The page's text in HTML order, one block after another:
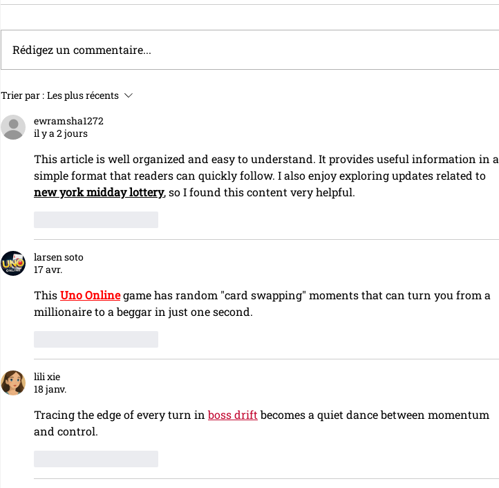
Le Livret A connaît son pire
enregistré
Rédigez un commentaire...
Trier par : Les plus récents
ewramsha1272
il y a 2 jours
This article is well organized and easy to understand. It provides useful information in a
simple format that readers can quickly follow. I also enjoy exploring updates related to
new york midday lottery, so I found this content very helpful.
larsen soto
17 avr.
This Uno Online game has random "card swapping" moments that can turn you from a
millionaire to a beggar in just one second.
lili xie
18 janv.
Tracing the edge of every turn in boss drift becomes a quiet dance between momentum
and control.